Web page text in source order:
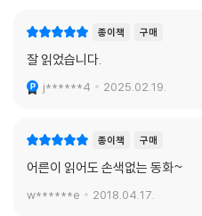
는 자신의 모습을 꿈꾼다.
뛰논다는 아빠의 말을 철석같이 믿
되는 것이 꿈이다. 그런 수길의 믿음
이 깨지거나 무너지지 않도록, 수길
마을의 오랜 풍습이자 연중행사인 ‘
아꽃을 닮기를 바라며 어른들은 아
종이책 구매
잘 읽었습니다.
j******4 2025.02.19.
종이책 구매
어른이 읽어도 손색없는 동화~
w******e 2018.04.17.